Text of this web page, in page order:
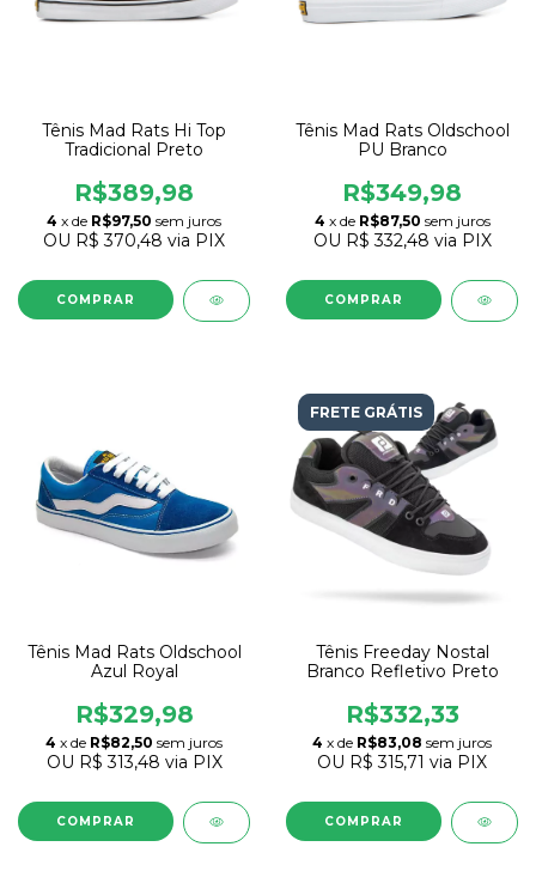
Tênis Mad Rats Hi Top
Tradicional Preto
R$389,98
4 x de R$97,50 sem juros
OU R$ 370,48 via PIX
COMPRAR
Tênis Mad Rats Oldschool
PU Branco
R$349,98
4 x de R$87,50 sem juros
OU R$ 332,48 via PIX
COMPRAR
Tênis Mad Rats Oldschool
Azul Royal
R$329,98
4 x de R$82,50 sem juros
OU R$ 313,48 via PIX
COMPRAR
FRETE GRÁTIS
Tênis Freeday Nostal
Branco Refletivo Preto
R$332,33
4 x de R$83,08 sem juros
OU R$ 315,71 via PIX
COMPRAR